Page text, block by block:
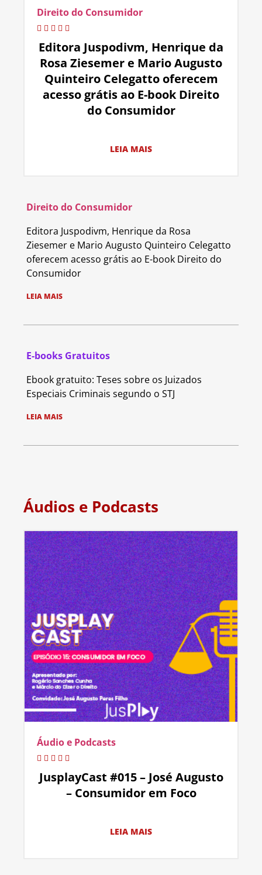
Direito do Consumidor
Editora Juspodivm, Henrique da
Rosa Ziesemer e Mario Augusto
Quinteiro Celegatto oferecem
acesso grátis ao E-book Direito
do Consumidor
LEIA MAIS
Direito do Consumidor
Editora Juspodivm, Henrique da Rosa
Ziesemer e Mario Augusto Quinteiro Celegatto
oferecem acesso grátis ao E-book Direito do
Consumidor
LEIA MAIS
E-books Gratuitos
Ebook gratuito: Teses sobre os Juizados
Especiais Criminais segundo o STJ
LEIA MAIS
Áudios e Podcasts
Áudio e Podcasts
JusplayCast #015 – José Augusto
– Consumidor em Foco
LEIA MAIS